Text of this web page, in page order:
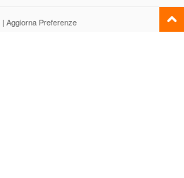
| Aggiorna Preferenze